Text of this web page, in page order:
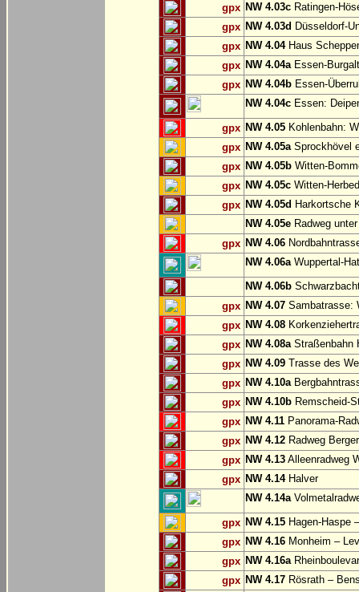
gpx NW 4.03c Ratingen-
gpx NW 4.03d Düsseldorf-
gpx NW 4.04Haus
gpx NW 4.04aEssen-
gpx NW 4.04b Essen-
NW 4.04c Essen:
gpx NW 4.05 Kohlenbahn:
gpx NW 4.05aSprockhövel
gpx NW 4.05b Witten-
gpx NW 4.05c Witten-
gpx NW 4.05d Harkortsche
NW 4.05e Radweg
gpx NW 4.06
NW 4.06aWuppertal-
NW 4.06b
gpx NW 4.07 Sambatrasse:
gpx NW 4.08
gpx NW 4.08aStraßenbahn
gpx NW 4.09 Trasse des
gpx NW 4.10a
gpx NW 4.10b Remscheid-
gpx NW 4.11 Panorama-
gpx NW 4.12 Radweg
gpx NW 4.13 Alleenradweg
gpx NW 4.14Halver
NW 4.14a
gpx NW 4.15 Hagen-Haspe
gpx NW 4.16 Monheim –
gpx NW 4.16a
gpx NW 4.17 Rösrath –